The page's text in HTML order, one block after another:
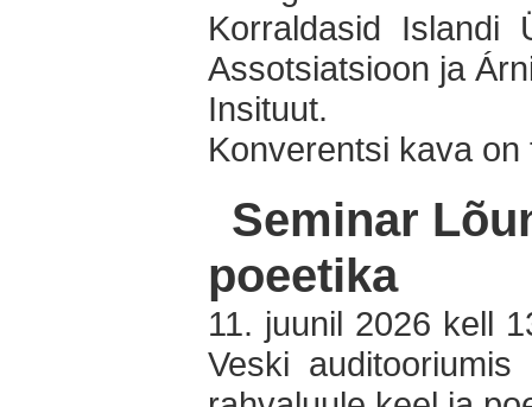
Korraldasid Islandi
Assotsiatsioon ja
Insituut.
Konverentsi kava
Seminar
poeetika
11. juunil 2026 kell
Veski auditooriumis